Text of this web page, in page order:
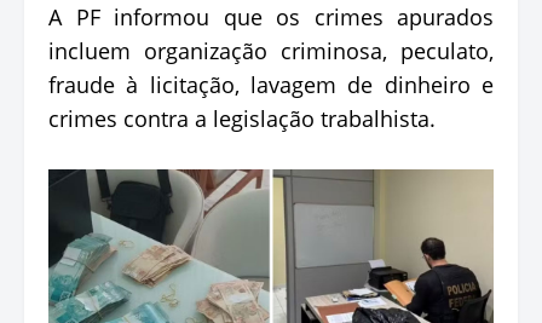
A PF informou que os crimes apurados
incluem organização criminosa, peculato,
fraude à licitação, lavagem de dinheiro e
crimes contra a legislação trabalhista.